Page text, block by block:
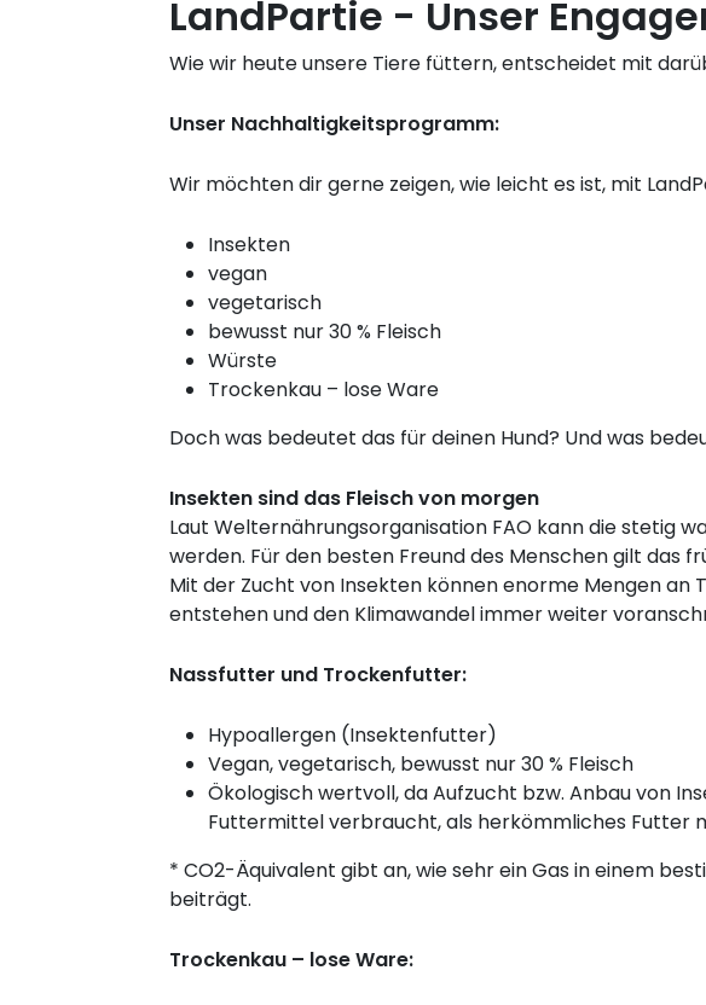
LandPartie - Unser
Wie wir heute unsere Tiere füttern, entscheidet mit
Unser Nachhaltigkeitsprogramm:
Wir möchten dir gerne zeigen, wie leicht es ist, mit
Insekten
vegan
vegetarisch
bewusst nur 30 % Fleisch
Würste
Trockenkau – lose Ware
Doch was bedeutet das für deinen Hund? Und was
Insekten sind das Fleisch von morgen
Laut Welternährungsorganisation FAO kann die stetig
werden. Für den besten Freund des Menschen gilt das
Mit der Zucht von Insekten können enorme Mengen an
entstehen und den Klimawandel immer weiter
Nassfutter und Trockenfutter:
Hypoallergen (Insektenfutter)
Vegan, vegetarisch, bewusst nur 30 % Fleisch
Ökologisch wertvoll, da Aufzucht bzw. Anbau von
Futtermittel verbraucht, als herkömmliches Futter
* CO2-Äquivalent gibt an, wie sehr ein Gas in einem
beiträgt.
Trockenkau – lose Ware: